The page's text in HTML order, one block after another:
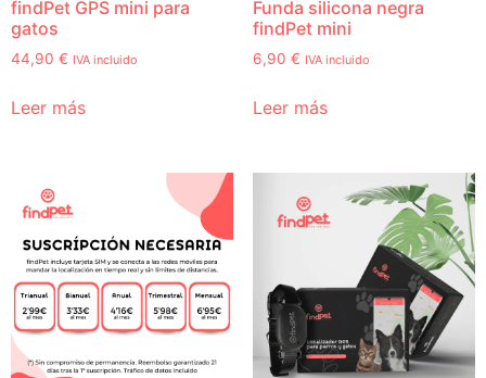
findPet GPS mini para
gatos
44,90 € IVA incluido
Leer más
Funda silicona negra
findPet mini
6,90 € IVA incluido
Leer más